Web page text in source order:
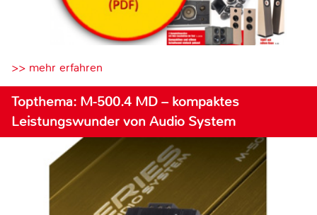
>> mehr erfahren
Topthema: M-500.4 MD – kompaktes
Leistungswunder von Audio System